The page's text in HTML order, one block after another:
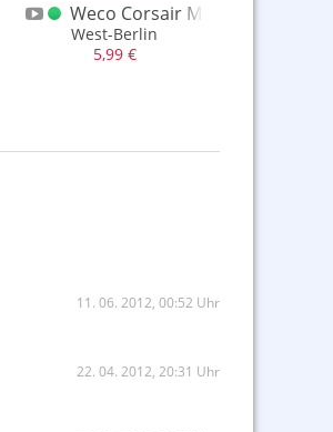
alt
Cuckoo Font.
Weco Corsair Mini-Knaller alt
West-Berlin
5,99 €
11. 06. 2012, 00:52 Uhr
22. 04. 2012, 20:31 Uhr